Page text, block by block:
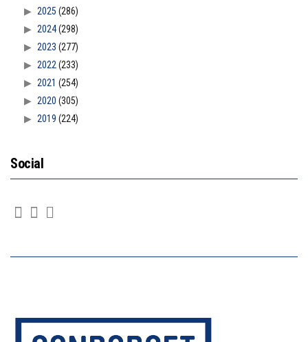
2025 (286)
2024(298)
2023 (277)
2022(233)
2021 (254)
2020 (305)
2019 (224)
Social